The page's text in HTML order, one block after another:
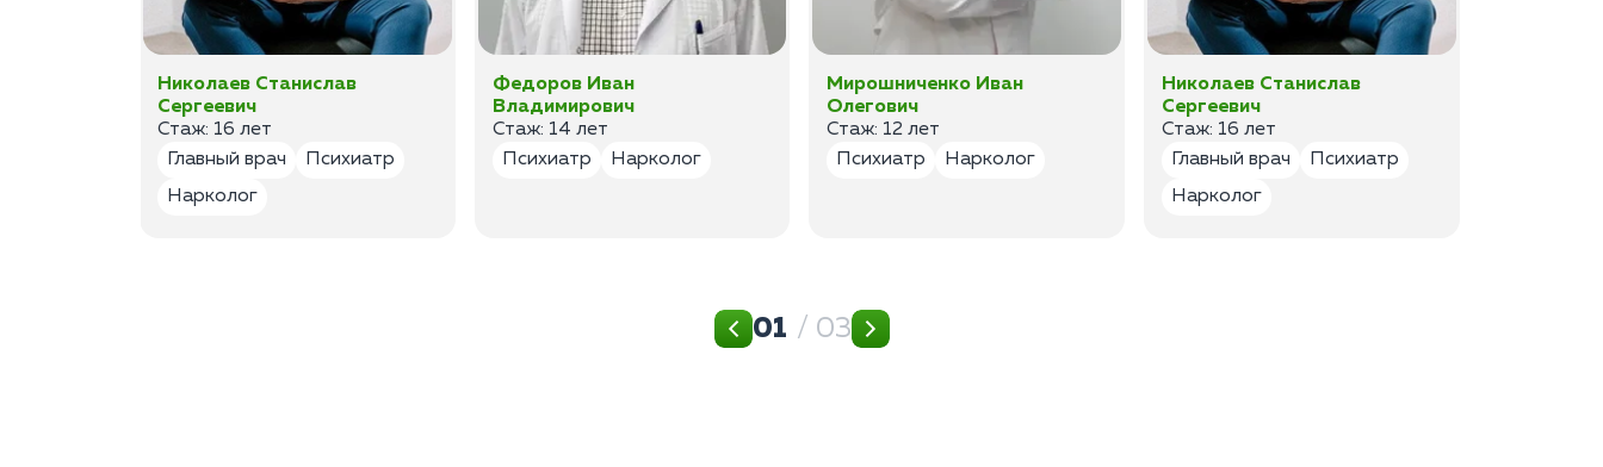
Николаев Станислав
Сергеевич
Стаж: 16 лет
Главный врач
Психиатр
Нарколог
Федоров Иван
Владимирович
Стаж: 14 лет
Психиатр
Нарколог
Мирошниченко Иван
Олегович
Стаж: 12 лет
Психиатр
Нарколог
Николаев Станислав
Сергеевич
Стаж: 16 лет
Главный врач
Психиатр
Нарколог
01 / 03